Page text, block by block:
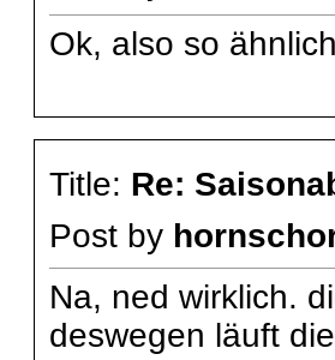
Ok, also so
Title: Re:
Post by
Na, ned wirklich.
deswegen läuft